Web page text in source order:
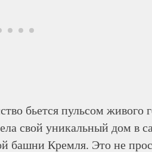
бьется пульсом живого
свой уникальный дом в
башни Кремля. Это не